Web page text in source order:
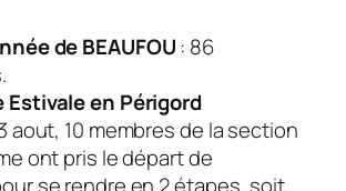
de BEAUFOU : 86
Estivale en Périgord
aout, 10 membres de la section
ont pris le départ de